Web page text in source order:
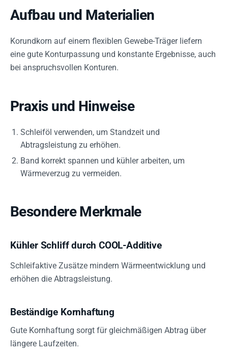
Aufbau und Materialien
Korundkorn auf einem flexiblen Gewebe-Träger liefern
eine gute Konturpassung und konstante Ergebnisse, auch
bei anspruchsvollen Konturen.
Praxis und Hinweise
Schleiföl verwenden, um Standzeit und
Abtragsleistung zu erhöhen.
Band korrekt spannen und kühler arbeiten, um
Wärmeverzug zu vermeiden.
Besondere Merkmale
Kühler Schliff durch COOL-Additive
Schleifaktive Zusätze mindern Wärmeentwicklung und
erhöhen die Abtragsleistung.
Beständige Kornhaftung
Gute Kornhaftung sorgt für gleichmäßigen Abtrag über
längere Laufzeiten.